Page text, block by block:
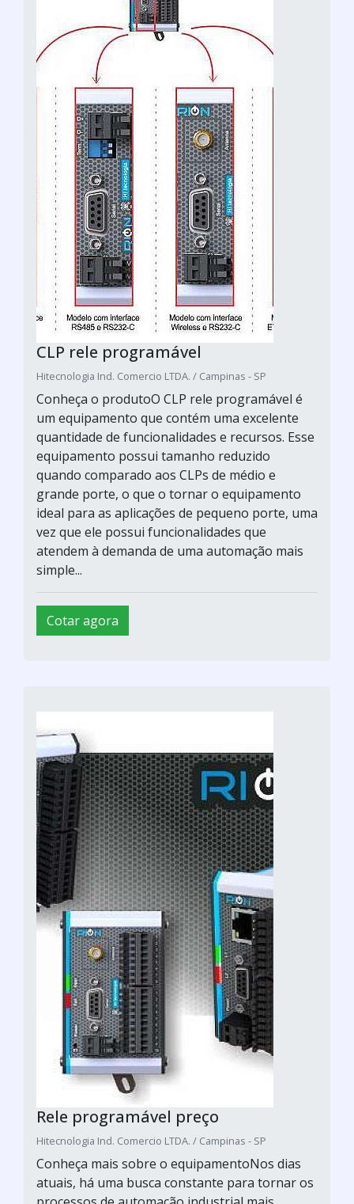
CLP rele programável
Hitecnologia Ind. Comercio LTDA. / Campinas - SP
Conheça o produtoO CLP rele programável é
um equipamento que contém uma excelente
quantidade de funcionalidades e recursos. Esse
equipamento possui tamanho reduzido
quando comparado aos CLPs de médio e
grande porte, o que o tornar o equipamento
ideal para as aplicações de pequeno porte, uma
vez que ele possui funcionalidades que
atendem à demanda de uma automação mais
simple...
Cotar agora
Rele programável preço
Hitecnologia Ind. Comercio LTDA. / Campinas - SP
Conheça mais sobre o equipamentoNos dias
atuais, há uma busca constante para tornar os